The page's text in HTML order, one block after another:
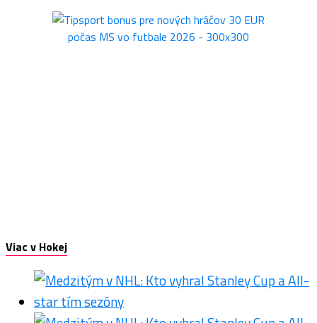
Viac v Hokej